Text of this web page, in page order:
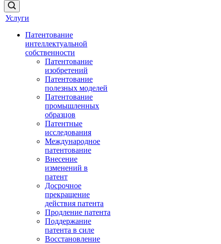
Услуги
Патентование
интеллектуальной
собственности
Патентование
изобретений
Патентование
полезных моделей
Патентование
промышленных
образцов
Патентные
исследования
Международное
патентование
Внесение
изменений в
патент
Досрочное
прекращение
действия патента
Продление патента
Поддержание
патента в силе
Восстановление